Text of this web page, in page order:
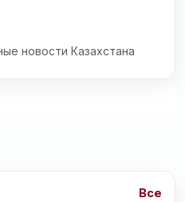
новости Казахстана
Все